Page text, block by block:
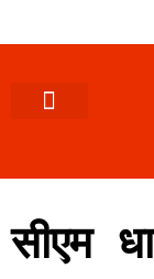
सीएम